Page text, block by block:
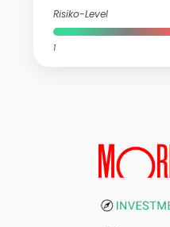
Risiko-Level
1